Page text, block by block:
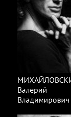
Валерий
Владимирович